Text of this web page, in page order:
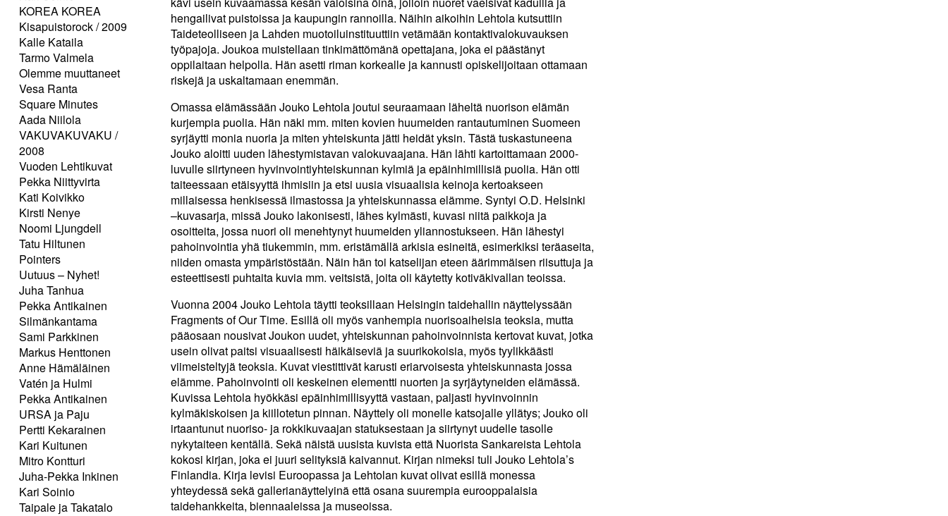
KOREA KOREA
Kisapuistorock / 2009
Kalle Kataila
Tarmo Valmela
Olemme muuttaneet
Vesa Ranta
Square Minutes
Aada Niilola
VAKUVAKUVAKU /
2008
Vuoden Lehtikuvat
Pekka Niittyvirta
Kati Koivikko
Kirsti Nenye
Noomi Ljungdell
Tatu Hiltunen
Pointers
Uutuus – Nyhet!
Juha Tanhua
Pekka Antikainen
Silmänkantama
Sami Parkkinen
Markus Henttonen
Anne Hämäläinen
Vatén ja Hulmi
Pekka Antikainen
URSA ja Paju
Pertti Kekarainen
Kari Kuitunen
Mitro Kontturi
Juha-Pekka Inkinen
Kari Soinio
Taipale ja Takatalo
hengailivat puistoissa ja kaupungin rannoilla. Näihin aikoihin Lehtola kutsuttiin
Taideteolliseen ja Lahden muotoiluinstituuttiin vetämään kontaktivalokuvauksen
työpajoja. Joukoa muistellaan tinkimättömänä opettajana, joka ei päästänyt
oppilaitaan helpolla. Hän asetti riman korkealle ja kannusti opiskelijoitaan ottamaan
riskejä ja uskaltamaan enemmän.
Omassa elämässään Jouko Lehtola joutui seuraamaan läheltä nuorison elämän
kurjempia puolia. Hän näki mm. miten kovien huumeiden rantautuminen Suomeen
syrjäytti monia nuoria ja miten yhteiskunta jätti heidät yksin. Tästä tuskastuneena
Jouko aloitti uuden lähestymistavan valokuvaajana. Hän lähti kartoittamaan 2000-
luvulle siirtyneen hyvinvointiyhteiskunnan kylmiä ja epäinhimillisiä puolia. Hän otti
taiteessaan etäisyyttä ihmisiin ja etsi uusia visuaalisia keinoja kertoakseen
millaisessa henkisessä ilmastossa ja yhteiskunnassa elämme. Syntyi O.D. Helsinki
–kuvasarja, missä Jouko lakonisesti, lähes kylmästi, kuvasi niitä paikkoja ja
osoitteita, jossa nuori oli menehtynyt huumeiden yliannostukseen. Hän lähestyi
pahoinvointia yhä tiukemmin, mm. eristämällä arkisia esineitä, esimerkiksi teräaseita,
niiden omasta ympäristöstään. Näin hän toi katselijan eteen äärimmäisen riisuttuja ja
esteettisesti puhtaita kuvia mm. veitsistä, joita oli käytetty kotiväkivallan teoissa.
Vuonna 2004 Jouko Lehtola täytti teoksillaan Helsingin taidehallin näyttelyssään
Fragments of Our Time. Esillä oli myös vanhempia nuorisoaiheisia teoksia, mutta
pääosaan nousivat Joukon uudet, yhteiskunnan pahoinvoinnista kertovat kuvat, jotka
usein olivat paitsi visuaalisesti häikäiseviä ja suurikokoisia, myös tyylikkäästi
viimeisteltyjä teoksia. Kuvat viestittivät karusti eriarvoisesta yhteiskunnasta jossa
elämme. Pahoinvointi oli keskeinen elementti nuorten ja syrjäytyneiden elämässä.
Kuvissa Lehtola hyökkäsi epäinhimillisyyttä vastaan, paljasti hyvinvoinnin
kylmäkiskoisen ja kiillotetun pinnan. Näyttely oli monelle katsojalle yllätys; Jouko oli
irtaantunut nuoriso- ja rokkikuvaajan statuksestaan ja siirtynyt uudelle tasolle
nykytaiteen kentällä. Sekä näistä uusista kuvista että Nuorista Sankareista Lehtola
kokosi kirjan, joka ei juuri selityksiä kaivannut. Kirjan nimeksi tuli Jouko Lehtola’s
Finlandia. Kirja levisi Euroopassa ja Lehtolan kuvat olivat esillä monessa
yhteydessä sekä gallerianäyttelyinä että osana suurempia eurooppalaisia
taidehankkeita, biennaaleissa ja museoissa.